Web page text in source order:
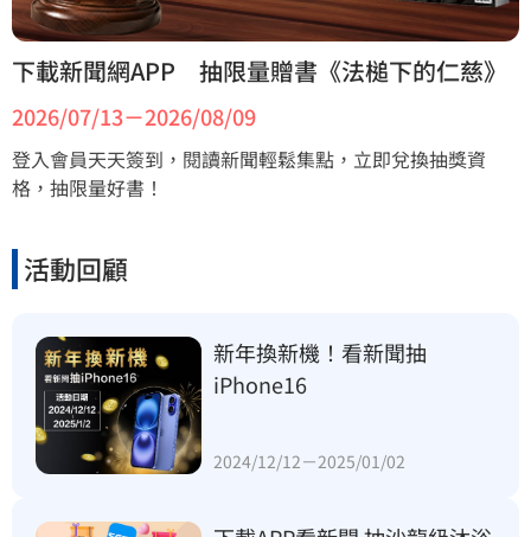
下載新聞網APP　抽限量贈書《法槌下的仁慈》
2026/07/13－2026/08/09
登入會員天天簽到，閱讀新聞輕鬆集點，立即兌換抽獎資
格，抽限量好書！
活動回顧
新年換新機！看新聞抽
iPhone16
2024/12/12－2025/01/02